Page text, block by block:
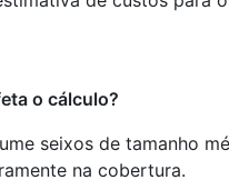
o cálculo?
seixos de tamanho
na cobertura.